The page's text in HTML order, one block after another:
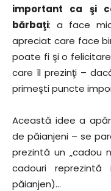
important ca şi
bărbaţi: a face
apreciat care face
poate fi şi o
care îl prezinţi –
primeşti puncte
Această idee a
de păianjeni – se
prezintă un „cadou
cadouri
păianjen)…